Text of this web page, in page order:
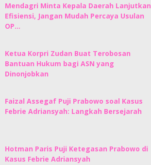
Mendagri Minta Kepala Daerah Lanjutkan
Efisiensi, Jangan Mudah Percaya Usulan
OP…
Ketua Korpri Zudan Buat Terobosan
Bantuan Hukum bagi ASN yang
Dinonjobkan
Faizal Assegaf Puji Prabowo soal Kasus
Febrie Adriansyah: Langkah Bersejarah
Hotman Paris Puji Ketegasan Prabowo di
Kasus Febrie Adriansyah